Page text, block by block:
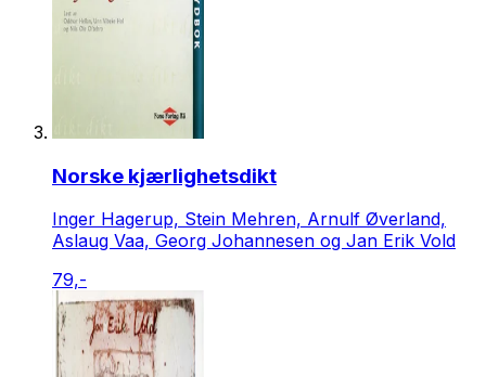
Norske kjærlighetsdikt
Inger Hagerup, Stein Mehren, Arnulf Øverland,
Aslaug Vaa, Georg Johannesen og Jan Erik Vold
79,-